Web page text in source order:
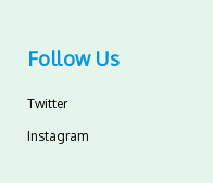
Follow Us
Twitter
Instagram